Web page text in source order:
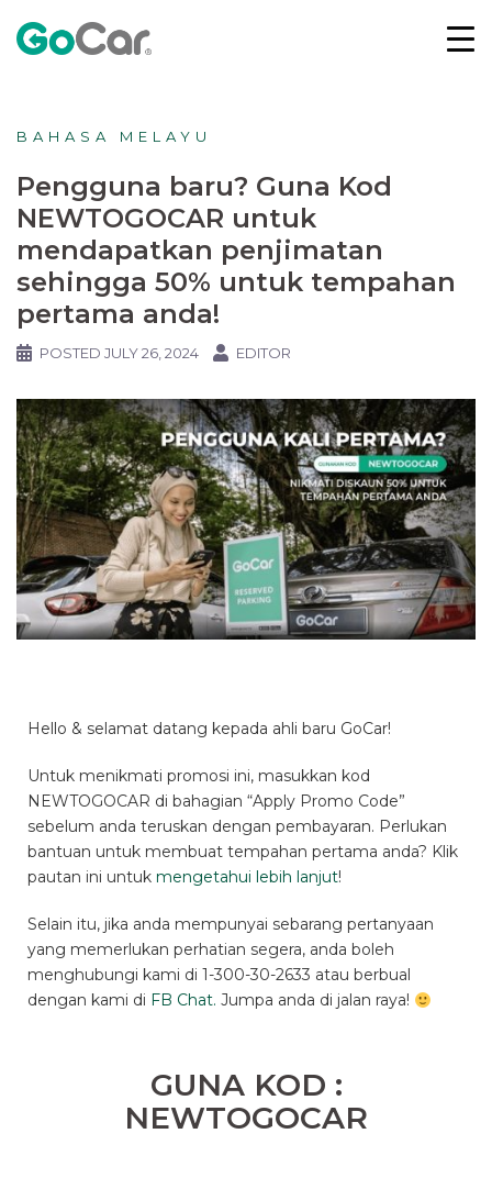
BAHASA MELAYU
Pengguna baru? Guna Kod
NEWTOGOCAR untuk
mendapatkan penjimatan
sehingga 50% untuk tempahan
pertama anda!
POSTED JULY 26, 2024 EDITOR
Hello & selamat datang kepada ahli baru GoCar!
Untuk menikmati promosi ini, masukkan kod
NEWTOGOCAR di bahagian “Apply Promo Code”
sebelum anda teruskan dengan pembayaran. Perlukan
bantuan untuk membuat tempahan pertama anda? Klik
pautan ini untuk mengetahui lebih lanjut!
Selain itu, jika anda mempunyai sebarang pertanyaan
yang memerlukan perhatian segera, anda boleh
menghubungi kami di 1-300-30-2633 atau berbual
dengan kami di FB Chat. Jumpa anda di jalan raya!
GUNA KOD :
NEWTOGOCAR